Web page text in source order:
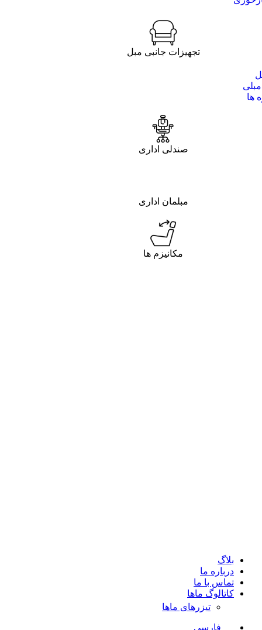
تجهیزات جانبی مبل
ها
صندلی اداری
مبلمان اداری
مکانیزم ها
بلاگ
درباره ما
تماس با ما
کاتالوگ ماها
تیزرهای ماها
فارسی